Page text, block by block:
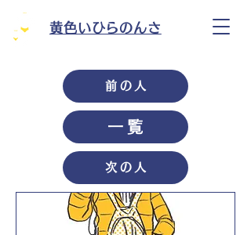
黄色いひらのんさ
前の人
一覧
次の人